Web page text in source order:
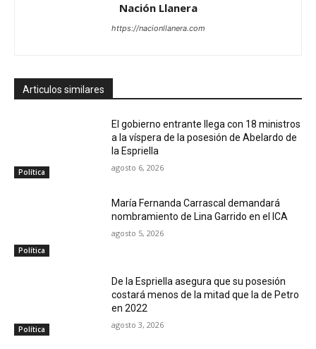
Nación Llanera
https://nacionllanera.com
Articulos similares
Política
El gobierno entrante llega con 18 ministros
a la víspera de la posesión de Abelardo de
la Espriella
agosto 6, 2026
Política
María Fernanda Carrascal demandará
nombramiento de Lina Garrido en el ICA
agosto 5, 2026
Política
De la Espriella asegura que su posesión
costará menos de la mitad que la de Petro
en 2022
agosto 3, 2026